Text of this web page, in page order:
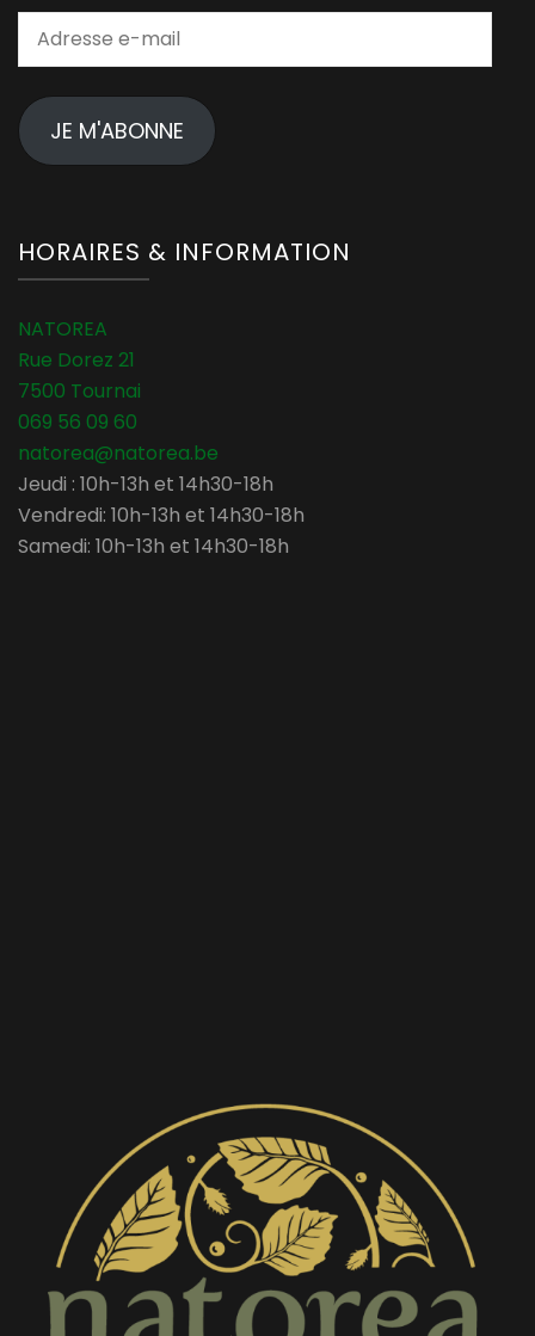
Adresse
JE M'ABONNE
HORAIRES & INFORMATION
NATOREA
Rue Dorez 21
7500 Tournai
069 56 09 60
natorea@natorea.be
Jeudi : 10h-13h et 14h30-18h
Vendredi: 10h-13h et 14h30-18h
Samedi: 10h-13h et 14h30-18h